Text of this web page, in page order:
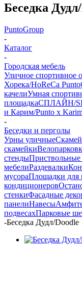
Беседка
PuntoGroup
-
Каталог
-
Городская мебель
Уличное спортивное
Хорека/HoReCa
качелиУмная
площадкаСПЛАЙН/
и Карим/Punto x
-
Беседки и перголы
Урны уличные
скамейки
стендыПриствольные
мебелиРаздевалки
мусораПлощадки для
кондиционеров
стенкиФасадные
панелиНавесы
подвесахПарковые
-Беседка Дудл/Doodle